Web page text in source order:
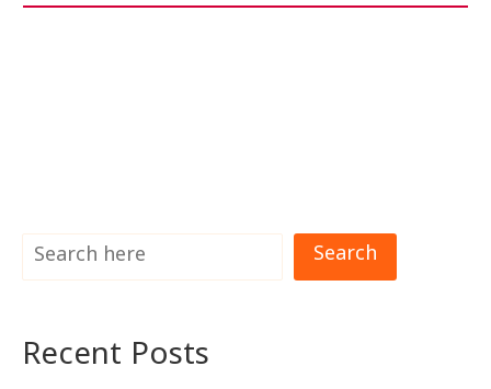
Search
Recent Posts